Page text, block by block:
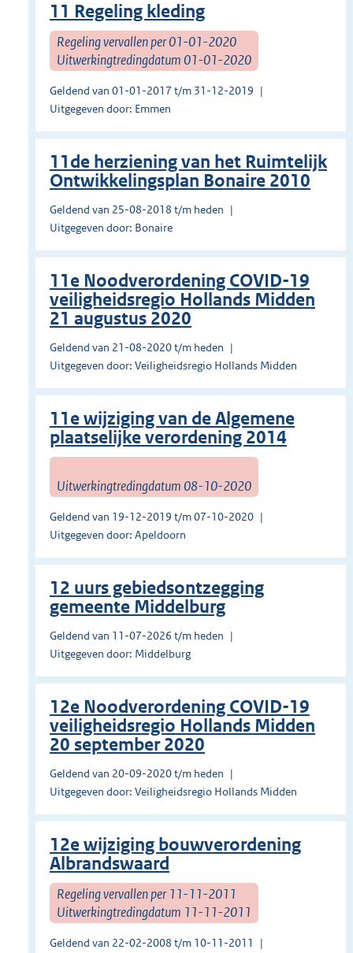
11 Regeling kleding
Regeling vervallen per 01-01-2020
Uitwerkingtredingdatum 01-01-2020
Geldend van 01-01-2017 t/m 31-12-2019
Uitgegeven door: Emmen
11de herziening van het Ruimtelijk
Ontwikkelingsplan Bonaire 2010
Geldend van 25-08-2018 t/m heden
Uitgegeven door: Bonaire
11e Noodverordening COVID-19
veiligheidsregio Hollands Midden
21 augustus 2020
Geldend van 21-08-2020 t/m heden
Uitgegeven door: Veiligheidsregio Hollands Midden
11e wijziging van de Algemene
plaatselijke verordening 2014
Uitwerkingtredingdatum 08-10-2020
Geldend van 19-12-2019 t/m 07-10-2020
Uitgegeven door: Apeldoorn
12 uurs gebiedsontzegging
gemeente Middelburg
Geldend van 11-07-2026 t/m heden
Uitgegeven door: Middelburg
12e Noodverordening COVID-19
veiligheidsregio Hollands Midden
20 september 2020
Geldend van 20-09-2020 t/m heden
Uitgegeven door: Veiligheidsregio Hollands Midden
12e wijziging bouwverordening
Albrandswaard
Regeling vervallen per 11-11-2011
Uitwerkingtredingdatum 11-11-2011
Geldend van 22-02-2008 t/m 10-11-2011